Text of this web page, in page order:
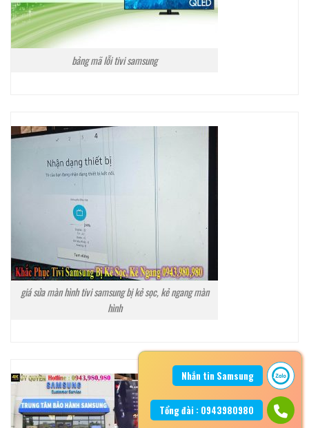
bảng mã lỗi tivi samsung
giá sửa màn hình tivi samsung bị kẻ sọc, kẻ ngang màn
hình
Nhắn tin Samsung
Tổng đài : 0943980980